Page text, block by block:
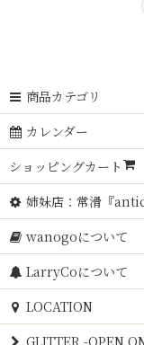
商品カテゴリ
カレンダー
ショッピングカート
姉妹店：常滑『
wanogoについて
LarryCoについて
LOCATION
GLITTER -OPEN